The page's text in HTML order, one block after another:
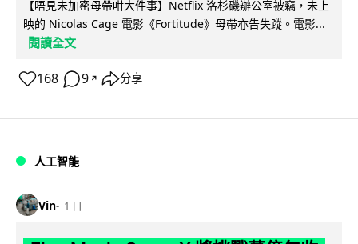
【唔見未加密母帶咁大件事】Netflix 洛杉磯辦公室被竊，未上
映的 Nicolas Cage 電影《Fortitude》母帶亦告失蹤。電影...
閱讀全文
168 9 ↗ 分享
人工智能
Vin 1 日